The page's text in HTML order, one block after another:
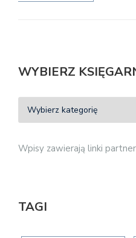
WYBIERZ
Wpisy zawierają linki
TAGI